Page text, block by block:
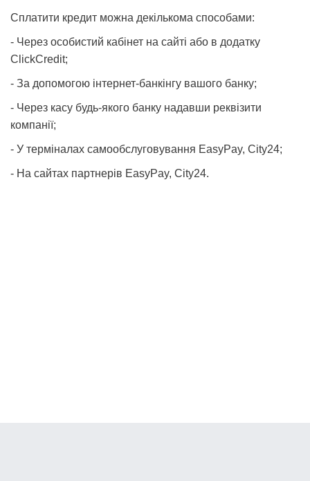
Сплатити кредит можна декількома способами:
- Через особистий кабінет на сайті або в додатку
ClickCredit;
- За допомогою інтернет-банкінгу вашого банку;
- Через касу будь-якого банку надавши реквізити
компанії;
- У терміналах самообслуговування EasyPay, City24;
- На сайтах партнерів EasyPay, City24.